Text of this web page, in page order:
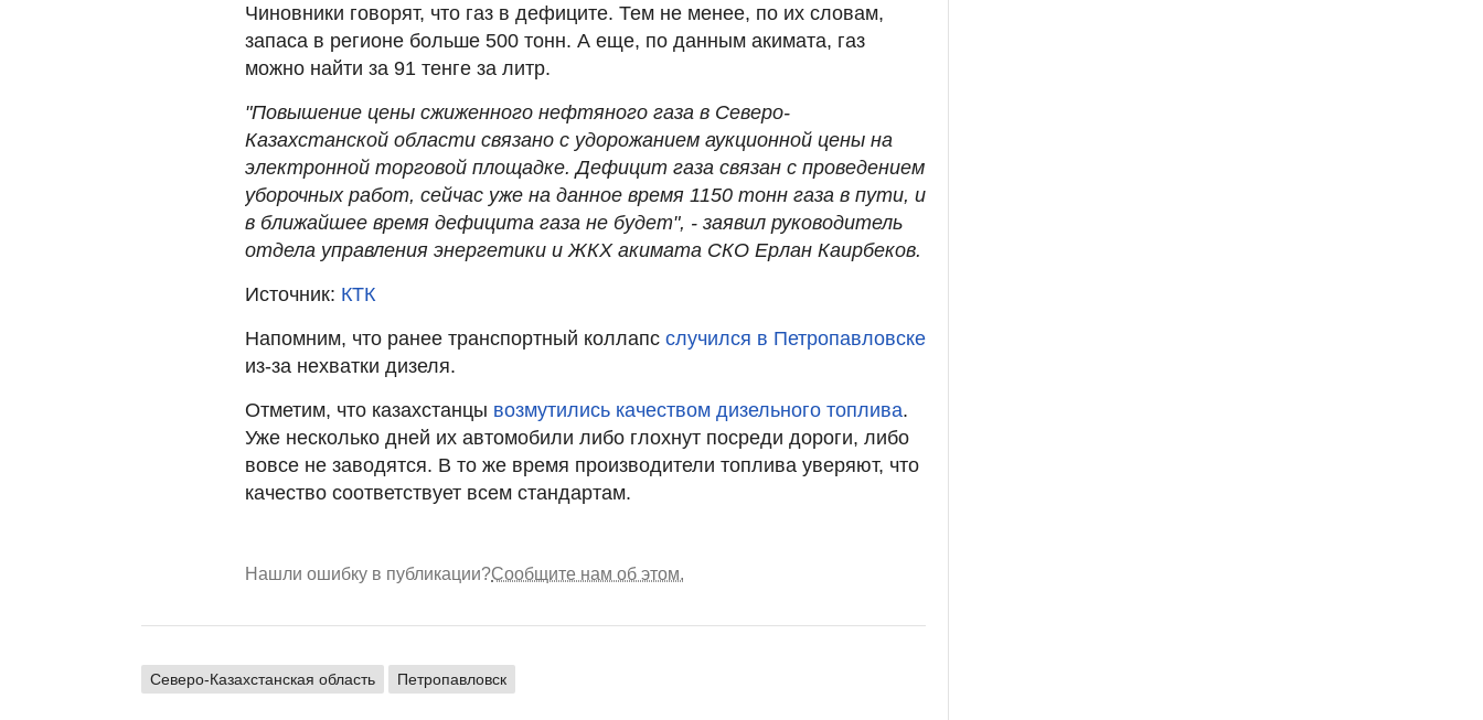
Чиновники говорят, что газ в дефиците. Тем не менее, по их словам,
запаса в регионе больше 500 тонн. А еще, по данным акимата, газ
можно найти за 91 тенге за литр.
"Повышение цены сжиженного нефтяного газа в Северо-
Казахстанской области связано с удорожанием аукционной цены на
электронной торговой площадке. Дефицит газа связан с проведением
уборочных работ, сейчас уже на данное время 1150 тонн газа в пути, и
в ближайшее время дефицита газа не будет", - заявил руководитель
отдела управления энергетики и ЖКХ акимата СКО Ерлан Каирбеков.
Источник: КТК
Напомним, что ранее транспортный коллапс случился в Петропавловске
из-за нехватки дизеля.
Отметим, что казахстанцы возмутились качеством дизельного топлива.
Уже несколько дней их автомобили либо глохнут посреди дороги, либо
вовсе не заводятся. В то же время производители топлива уверяют, что
качество соответствует всем стандартам.
Нашли ошибку в публикации?Сообщите нам об этом.
Северо-Казахстанская область Петропавловск